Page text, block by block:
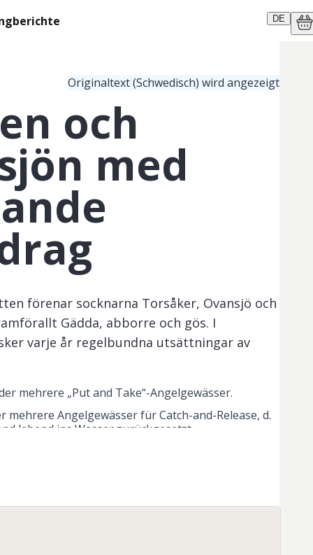
DE
Originaltext (Schwedisch) wird angezeigt
och
med
förenar socknarna Torsåker, Ovansjö och
Gädda, abborre och gös. I
varje år regelbundna utsättningar av
mehrere „Put and Take“-Angelgewässer.
mehrere Angelgewässer für Catch-and-Release, d.
lebend ins Wasser zurückgesetzt.